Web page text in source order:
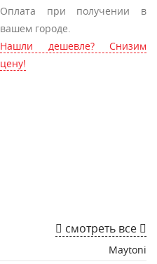
Оплата при получении в
вашем городе.
Нашли дешевле? Снизим
цену!
смотреть все
Maytoni